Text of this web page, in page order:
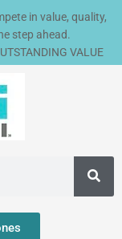
in value, quality,
step ahead.
VALUE